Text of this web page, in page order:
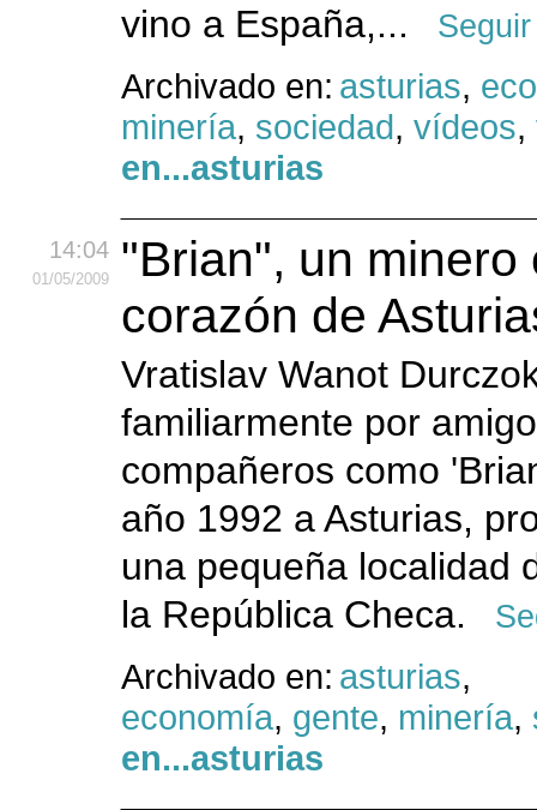
vino a España,...
Archivado en: asturias,
minería, sociedad, vídeos,
en...asturias
14:04
01/05/2009
"Brian", un minero
corazón de
Vratislav Wanot
familiarmente por
compañeros como
año 1992 a Asturias,
una pequeña localidad
la República Checa.
Archivado en: asturias,
economía, gente, minería,
en...asturias